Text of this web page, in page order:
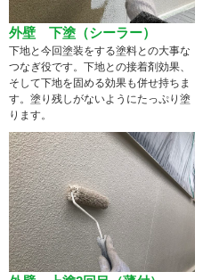
外壁 下塗（シーラー）
下地と今回塗装をする塗料との大事な
つなぎ役です。下地との接着剤効果、
そして下地を固める効果も併せ持ちま
す。塗り残しがないようにたっぷり塗
ります。